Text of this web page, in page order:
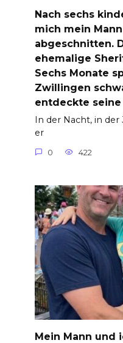
Nach sechs
mich mein
abgeschnitten.
ehemalige
Sechs Monate
Zwillingen
entdeckte
In der Nacht, in
er
0 422
Mein Mann und